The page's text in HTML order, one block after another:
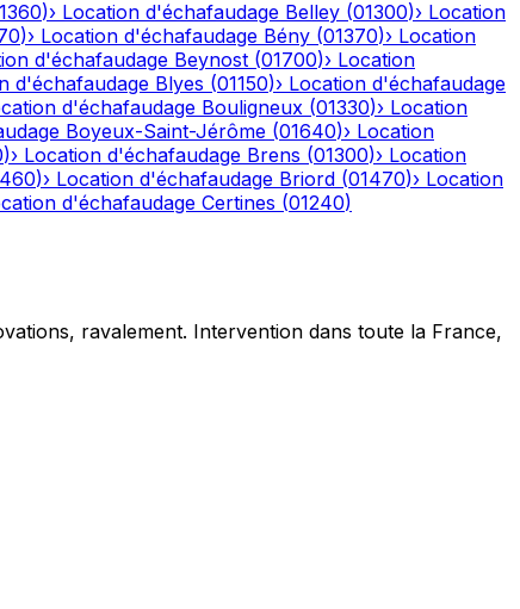
)› Location d'échafaudage Belley (01300)› Location
)› Location d'échafaudage Bény (01370)› Location
d'échafaudage Beynost (01700)› Location
d'échafaudage Blyes (01150)› Location d'échafaudage
d'échafaudage Bouligneux (01330)› Location
Boyeux-Saint-Jérôme (01640)› Location
)› Location d'échafaudage Brens (01300)› Location
)› Location d'échafaudage Briord (01470)› Location
d'échafaudage Certines (01240)
ravalement. Intervention dans toute la France,